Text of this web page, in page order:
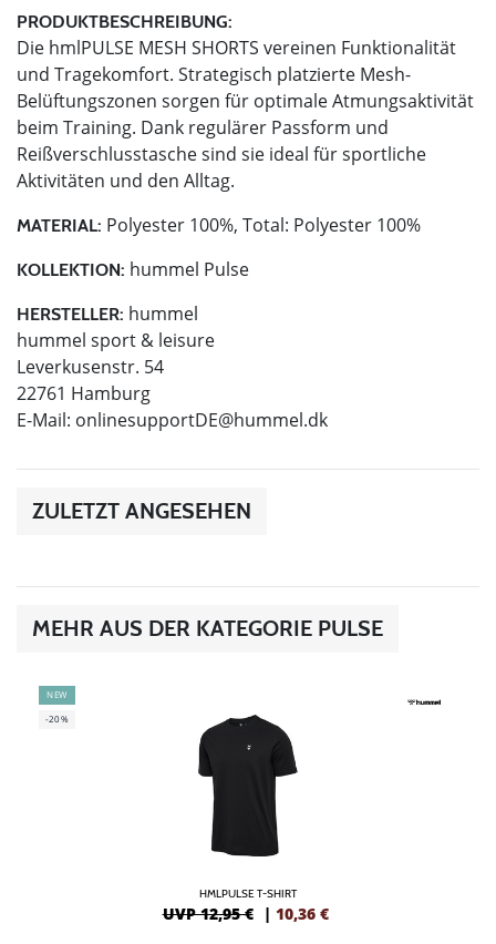
PRODUKTBESCHREIBUNG:
Die hmlPULSE MESH SHORTS vereinen Funktionalität
und Tragekomfort. Strategisch platzierte Mesh-
Belüftungszonen sorgen für optimale Atmungsaktivität
beim Training. Dank regulärer Passform und
Reißverschlusstasche sind sie ideal für sportliche
Aktivitäten und den Alltag.
MATERIAL: Polyester 100%, Total: Polyester 100%
KOLLEKTION: hummel Pulse
HERSTELLER: hummel
hummel sport & leisure
Leverkusenstr. 54
22761 Hamburg
E-Mail: onlinesupportDE@hummel.dk
ZULETZT ANGESEHEN
MEHR AUS DER KATEGORIE PULSE
NEW
-20%
HMLPULSE T-SHIRT
UVP 12,95 € | 10,36 €